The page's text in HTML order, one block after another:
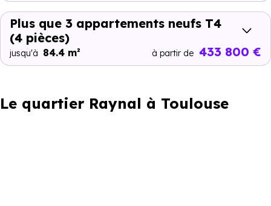
Plus que 3 appartements neufs T4
(4 pièces)
jusqu'à 84.4 m² à partir de 433 800 €
Le quartier Raynal à Toulouse